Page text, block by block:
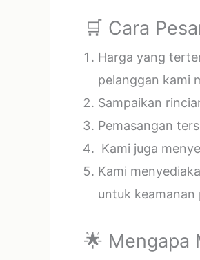
🛒 Cara
Harga yang
pelanggan kami
Sampaikan
Pemasangan
Kami juga
Kami
untuk keamanan
🌟 Mengapa